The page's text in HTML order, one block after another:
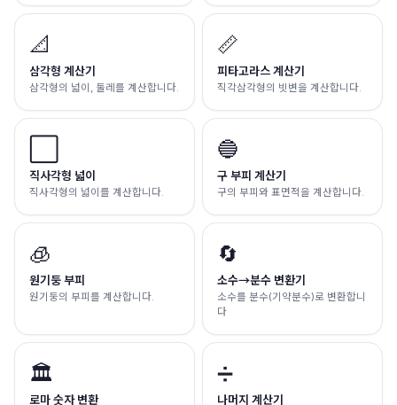
📐
삼각형 계산기
삼각형의 넓이, 둘레를 계산합니다.
📏
피타고라스 계산기
직각삼각형의 빗변을 계산합니다.
직사각형 넓이
직사각형의 넓이를 계산합니다.
🔵
구 부피 계산기
구의 부피와 표면적을 계산합니다.
🧊
원기둥 부피
원기둥의 부피를 계산합니다.
🔄
소수→분수 변환기
소수를 분수(기약분수)로 변환합니
다
🏛️
로마 숫자 변환
➗
나머지 계산기